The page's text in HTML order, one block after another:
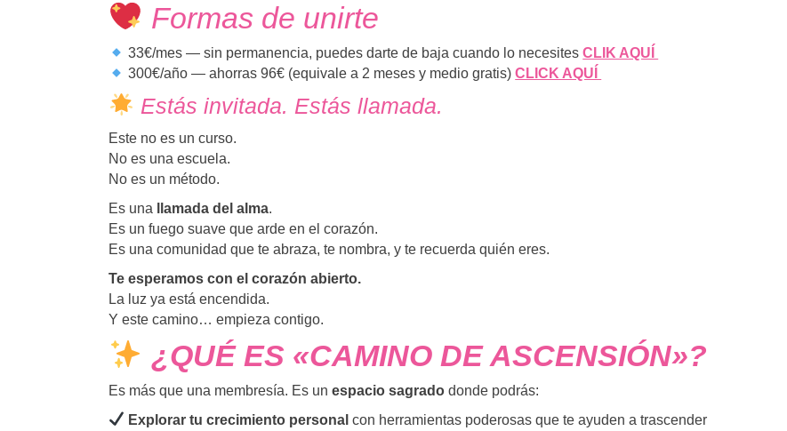
Formas de unirte
33€/mes — sin permanencia, puedes darte de baja cuando lo necesitesCLIK AQUÍ
300€/año — ahorras 96€ (equivale a 2 meses y medio gratis)CLICK AQUÍ
Estás invitada. Estás llamada.
Este no es un curso.
No es una escuela.
No es un método.
Es una
llamada del alma.
Es un fuego suave que arde en el corazón.
Es una comunidad que te abraza, te nombra, y te recuerda quién eres.
Te esperamos con el corazón abierto.
La luz ya está encendida.
Y este camino… empieza contigo.
¿QUÉ ES «CAMINO DE ASCENSIÓN»?
Es más que una membresía. Es un espacio sagrado donde podrás:
Explorar tu crecimiento personal con herramientas poderosas que te ayuden a trascender